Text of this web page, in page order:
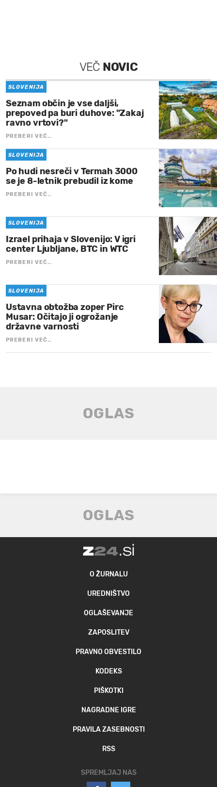
VEČ NOVIC
SLOVENIJA
Seznam občin je vse daljši,
prepoved pa buri duhove: "Zakaj
ravno vrtovi?"
PREBERI VEČ…
SLOVENIJA
Po hudi nesreči v Termah 3000
se je 8-letnik prebudil iz kome
PREBERI VEČ…
SLOVENIJA
Izrael prihaja v Slovenijo: V igri
center Ljubljane, BTC in WTC
PREBERI VEČ…
SLOVENIJA
Ustavna obtožba zoper Pirc
Musar: Očitajo ji ogrožanje
državne varnosti
PREBERI VEČ…
O ŽURNALU
UREDNIŠTVO
OGLAŠEVANJE
ZAPOSLITEV
PRAVNO OBVESTILO
KODEKS
PIŠKOTKI
NAGRADNE IGRE
PRAVILA ZASEBNOSTI
RSS
SPREMLJAJ NAS